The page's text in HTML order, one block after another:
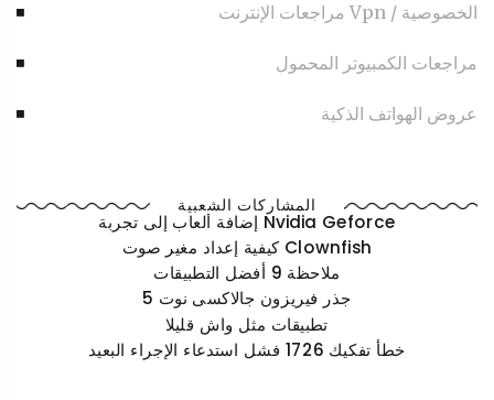
مراجعات الإنترنت Vpn / الخصوصية
مراجعات الكمبيوتر المحمول
عروض الهواتف الذكية
المشاركات الشعبية
إضافة ألعاب إلى تجربة Nvidia Geforce
كيفية إعداد مغير صوت Clownfish
ملاحظة 9 أفضل التطبيقات
جذر فيريزون جالاكسى نوت 5
تطبيقات مثل واش قليلا
خطأ تفكيك 1726 فشل استدعاء الإجراء البعيد